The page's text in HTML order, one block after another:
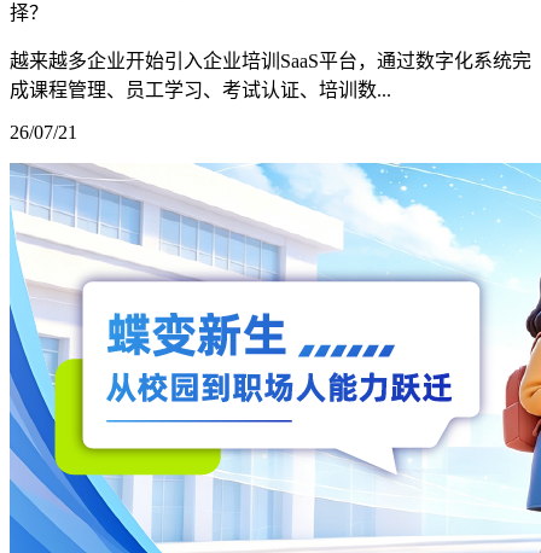
择？
越来越多企业开始引入企业培训SaaS平台，通过数字化系统完
成课程管理、员工学习、考试认证、培训数...
26/07/21